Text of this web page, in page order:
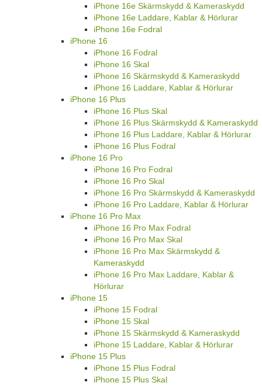
iPhone 16e Skärmskydd & Kameraskydd
iPhone 16e Laddare, Kablar & Hörlurar
iPhone 16e Fodral
iPhone 16
iPhone 16 Fodral
iPhone 16 Skal
iPhone 16 Skärmskydd & Kameraskydd
iPhone 16 Laddare, Kablar & Hörlurar
iPhone 16 Plus
iPhone 16 Plus Skal
iPhone 16 Plus Skärmskydd & Kameraskydd
iPhone 16 Plus Laddare, Kablar & Hörlurar
iPhone 16 Plus Fodral
iPhone 16 Pro
iPhone 16 Pro Fodral
iPhone 16 Pro Skal
iPhone 16 Pro Skärmskydd & Kameraskydd
iPhone 16 Pro Laddare, Kablar & Hörlurar
iPhone 16 Pro Max
iPhone 16 Pro Max Fodral
iPhone 16 Pro Max Skal
iPhone 16 Pro Max Skärmskydd &
Kameraskydd
iPhone 16 Pro Max Laddare, Kablar &
Hörlurar
iPhone 15
iPhone 15 Fodral
iPhone 15 Skal
iPhone 15 Skärmskydd & Kameraskydd
iPhone 15 Laddare, Kablar & Hörlurar
iPhone 15 Plus
iPhone 15 Plus Fodral
iPhone 15 Plus Skal